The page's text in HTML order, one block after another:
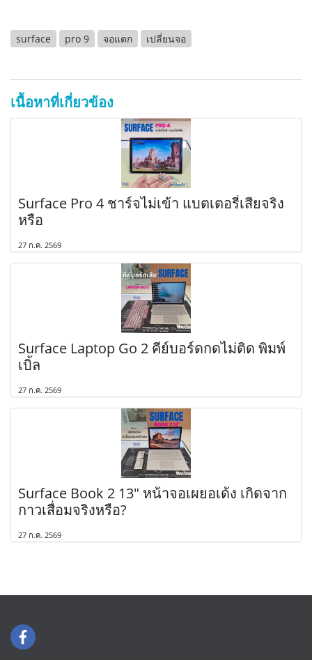
surface pro 9 จอแตก เปลี่ยนจอ
เนื้อหาที่เกี่ยวข้อง
Surface Pro 4 ชาร์จไม่เข้า แบตเตอรี่เสียจริง
หรือ
27 ก.ค. 2569
Surface Laptop Go 2 คีย์บอร์ดกดไม่ติด พิมพ์
เบิ้ล
27 ก.ค. 2569
Surface Book 2 13" หน้าจอเผยอเด้ง เกิดจาก
กาวเสื่อมจริงหรือ?
27 ก.ค. 2569